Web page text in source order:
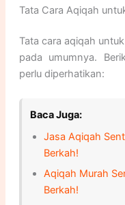
Tata Cara Aqiqah
Tata cara aqiqah
pada umumnya.
perlu diperhatikan:
Baca Juga:
Jasa Aqiqah
Berkah!
Aqiqah Murah
Berkah!